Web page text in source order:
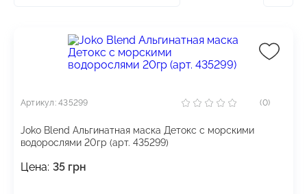
Артикул: 435299 (0)
Joko Blend Альгинатная маска Детокс с морскими
водорослями 20гр (арт. 435299)
Цена: 35 грн